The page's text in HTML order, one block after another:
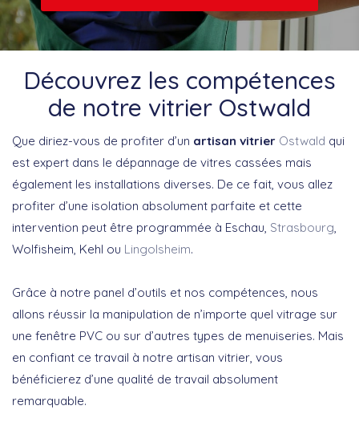
Découvrez les compétences
de notre vitrier Ostwald
Que diriez-vous de profiter d’un artisan vitrier Ostwald qui
est expert dans le dépannage de vitres cassées mais
également les installations diverses. De ce fait, vous allez
profiter d’une isolation absolument parfaite et cette
intervention peut être programmée à Eschau, Strasbourg
Wolfisheim, Kehl ou Lingolsheim.
Grâce à notre panel d’outils et nos compétences, nous
allons réussir la manipulation de n’importe quel vitrage sur
une fenêtre PVC ou sur d’autres types de menuiseries. Mais
en confiant ce travail à notre artisan vitrier, vous
bénéficierez d’une qualité de travail absolument
remarquable.